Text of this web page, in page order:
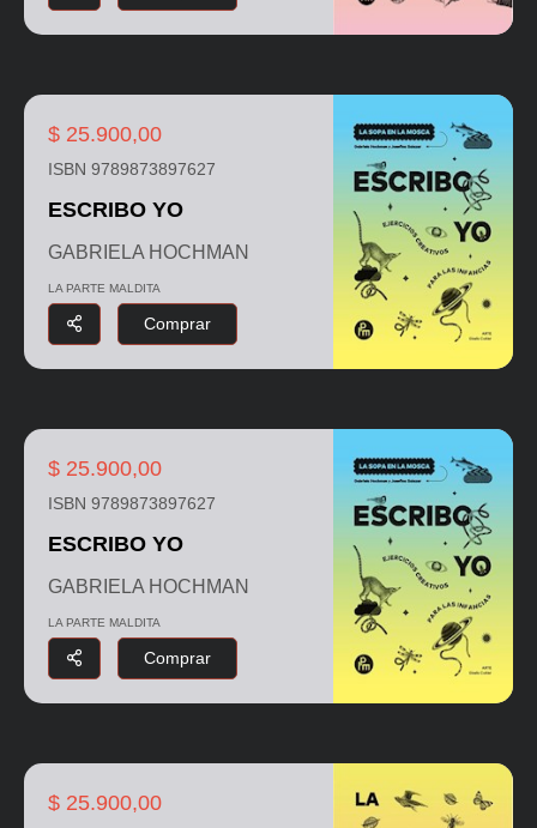
$ 25.900,00
ISBN 9789873897627
ESCRIBO YO
GABRIELA HOCHMAN
LA PARTE MALDITA
Comprar
$ 25.900,00
ISBN 9789873897627
ESCRIBO YO
GABRIELA HOCHMAN
LA PARTE MALDITA
Comprar
$ 25.900,00